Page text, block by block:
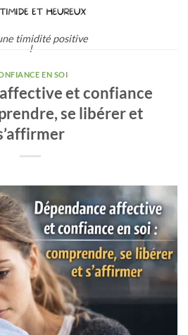
timidité positive
!
EN SOI
et confiance
se libérer et